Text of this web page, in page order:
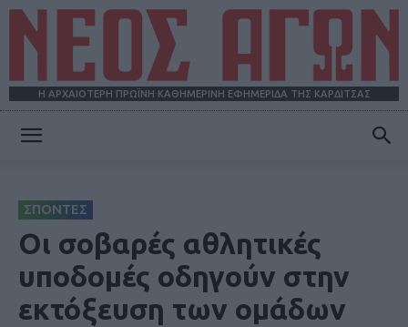
Η ΑΡΧΑΙΟΤΕΡΗ ΠΡΩΪΝΗ ΚΑΘΗΜΕΡΙΝΗ ΕΦΗΜΕΡΙΔΑ ΤΗΣ ΚΑΡΔΙΤΣΑΣ
ΣΠΟΝΤΕΣ
Οι σοβαρές αθλητικές
υποδομές οδηγούν στην
εκτόξευση των ομάδων